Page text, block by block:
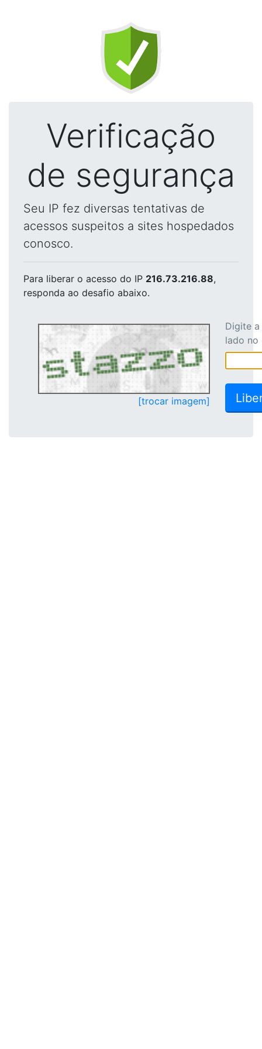
Verificação
de segurança
Seu IP fez diversas tentativas de
acessos suspeitos a sites hospedados
conosco.
Para liberar o acesso do IP 216.73.216.88,
responda ao desafio abaixo.
[trocar imagem]
Digite
lado no